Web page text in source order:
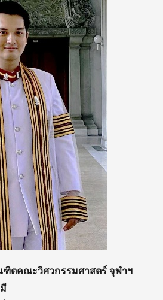
ตคณะวิศวกรรมศาสตร์ จุฬาฯ